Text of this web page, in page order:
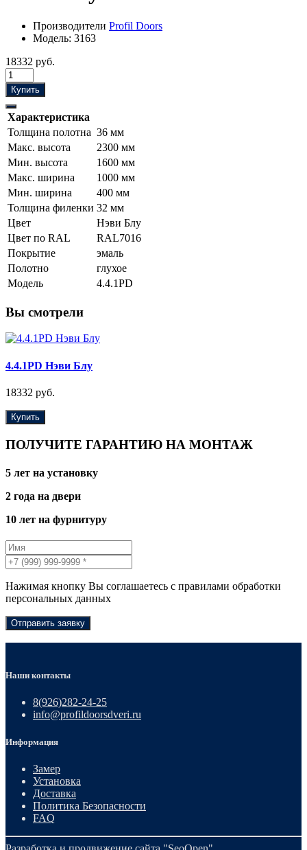
Производители Profil Doors
Модель: 3163
18332 руб.
Купить
Характеристика
Толщина полотна 36 мм
Макс. высота
2300 мм
Мин. высота
1600 мм
Макс. ширина
1000 мм
Мин. ширина
400 мм
Толщина филенки 32 мм
Цвет
Нэви Блу
Цвет по RAL
RAL7016
Покрытие
эмаль
Полотно
глухое
Модель
4.4.1PD
Вы смотрели
4.4.1PD Нэви Блу
18332 руб.
Купить
ПОЛУЧИТЕ ГАРАНТИЮ НА МОНТАЖ
5 лет на установку
2 года на двери
10 лет на фурнитуру
Нажимая кнопку Вы соглашаетесь с правилами обработки
персональных данных
Отправить заявку
Наши контакты
8(926)282-24-25
info@profildoorsdveri.ru
Информация
Замер
Установка
Доставка
Политика Безопасности
FAQ